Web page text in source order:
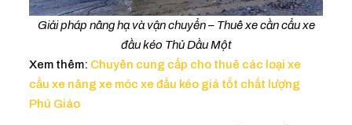
Giải pháp nâng hạ và vận chuyển – Thuê xe cần cẩu xe
đầu kéo Thủ Dầu Một
Xem thêm: Chuyên cung cấp cho thuê các loại xe
cẩu xe nâng xe móc xe đầu kéo giá tốt chất lượng
Phú Giáo